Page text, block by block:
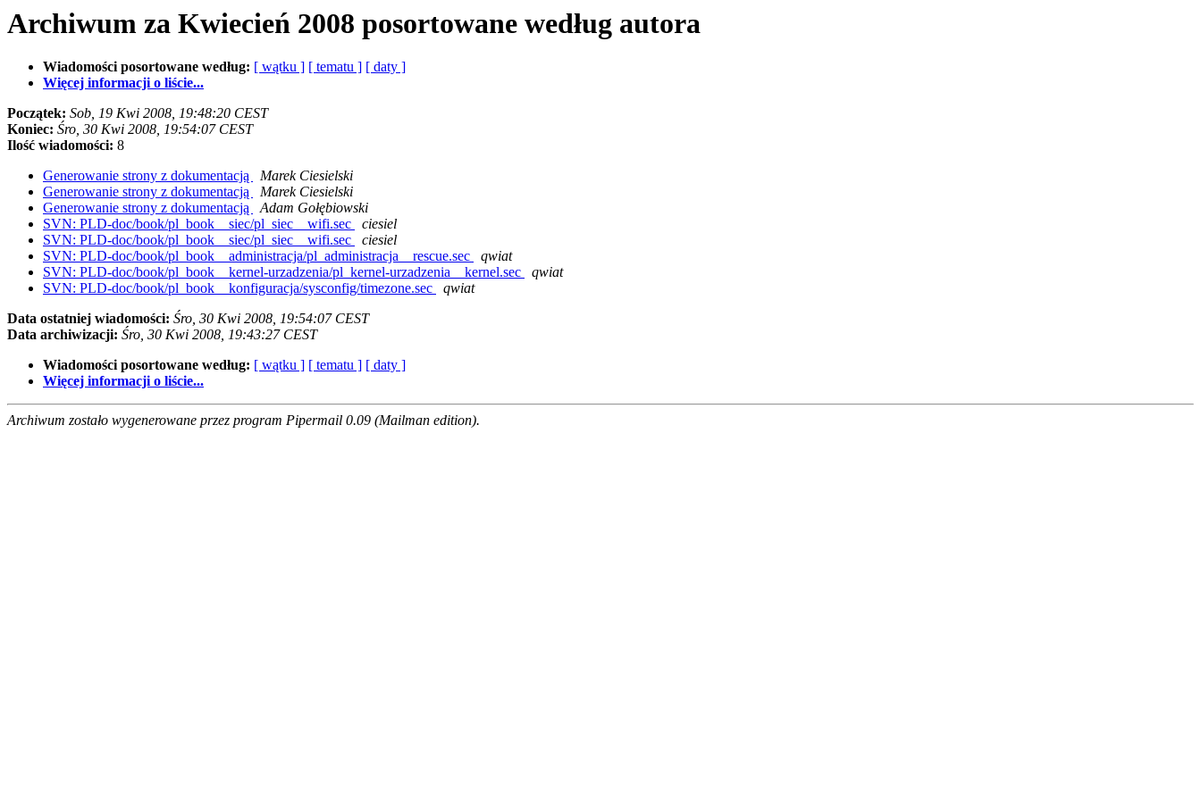
Archiwum za Kwiecień 2008 posortowane według autora
Wiadomości posortowane według: [ wątku ] [ tematu ] [ daty ]
Więcej informacji o liście...
Początek: Sob, 19 Kwi 2008, 19:48:20 CEST
Koniec: Śro, 30 Kwi 2008, 19:54:07 CEST
Ilość wiadomości: 8
Generowanie strony z dokumentacją
Marek Ciesielski
Generowanie strony z dokumentacją
Marek Ciesielski
Generowanie strony z dokumentacją
Adam Gołębiowski
SVN: PLD-doc/book/pl_book__siec/pl_siec__wifi.sec
ciesiel
SVN: PLD-doc/book/pl_book__siec/pl_siec__wifi.sec
ciesiel
SVN: PLD-doc/book/pl_book__administracja/pl_administracja__rescue.sec
qwiat
SVN: PLD-doc/book/pl_book__kernel-urzadzenia/pl_kernel-urzadzenia__kernel.sec
qwiat
SVN: PLD-doc/book/pl_book__konfiguracja/sysconfig/timezone.sec
qwiat
Data ostatniej wiadomości: Śro, 30 Kwi 2008, 19:54:07 CEST
Data archiwizacji: Śro, 30 Kwi 2008, 19:43:27 CEST
Wiadomości posortowane według: [ wątku ] [ tematu ] [ daty ]
Więcej informacji o liście...
Archiwum zostało wygenerowane przez program Pipermail 0.09 (Mailman edition).